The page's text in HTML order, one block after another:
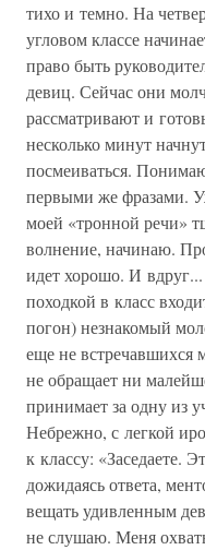
тихо и темно. На
угловом классе
право быть
девиц. Сейчас они
рассматривают и
несколько минут
посмеиваться.
первыми же фразами.
моей «тронной речи»
волнение, начинаю.
идет хорошо. И
походкой в класс
погон) незнакомый
еще не
не обращает ни
принимает за одну из
Небрежно, с легкой
к классу: «Заседаете.
дожидаясь ответа,
вещать удивленным
не слушаю. Меня